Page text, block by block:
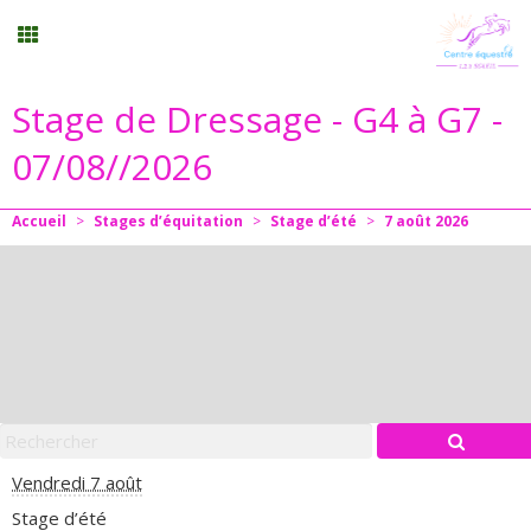
Stages vacances
Contact
Stage de Dressage - G4 à G7 -
07/08//2026
Accueil > Stages d’équitation > Stage d’été > 7 août 2026
Vendredi 7 août
Stage d’été